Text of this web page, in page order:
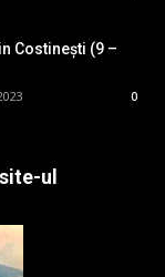
Costinești (9 –
0
ul